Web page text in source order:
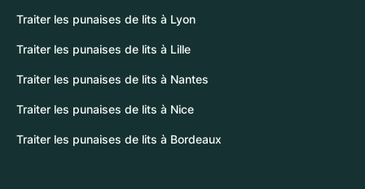
Traiter les punaises de lits à Lyon
Traiter les punaises de lits à Lille
Traiter les punaises de lits à Nantes
Traiter les punaises de lits à Nice
Traiter les punaises de lits à Bordeaux